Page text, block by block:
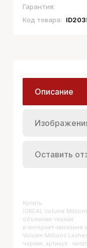
Гарантия:
Код товара:
Описание
Оставить
Купить
LOREAL Volume Millions Lashes So Couture Тушь для ресниц
объемная черная
в интернет-магазине
Volume Millions
черная, артикул :